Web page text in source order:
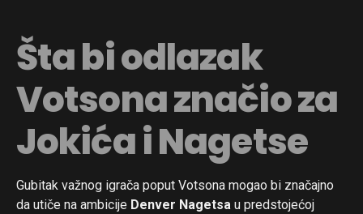
Šta bi odlazak
Votsona značio za
Jokića i Nagetse
Gubitak važnog igrača poput Votsona mogao bi značajno
da utiče na ambicije Denver Nagetsa u predstojećoj